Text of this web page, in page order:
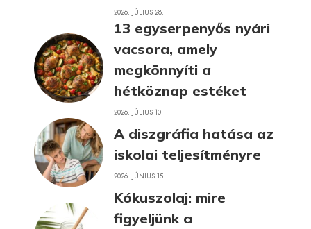
2026. JÚLIUS 28.
13 egyserpenyős nyári
vacsora, amely
megkönnyíti a
hétköznap estéket
2026. JÚLIUS 10.
A diszgráfia hatása az
iskolai teljesítményre
2026. JÚNIUS 15.
Kókuszolaj: mire
figyeljünk a